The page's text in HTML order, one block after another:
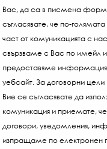
Вас, да са в писмена
съгласявате, че по-голямата
част от комуникацията с
свързваме с Вас по имейл
предоставяме информация
уебсайт. За договорни цели
Вие се съгласявате да
комуникация и приемате,
договори, уведомления,
изпращаме по електронен